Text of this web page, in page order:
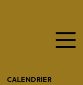
CALENDRIER